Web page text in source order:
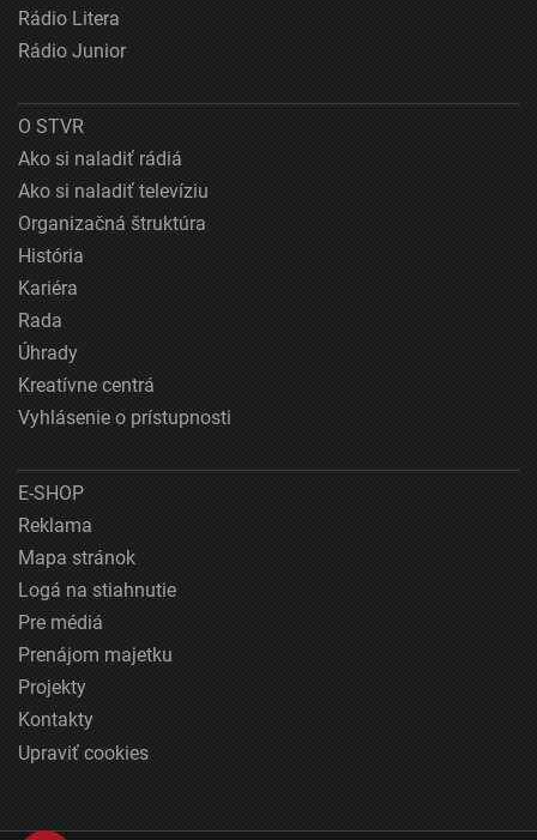
Rádio Litera
Rádio Junior
O STVR
Ako si naladiť rádiá
Ako si naladiť televíziu
Organizačná štruktúra
História
Kariéra
Rada
Úhrady
Kreatívne centrá
Vyhlásenie o prístupnosti
E-SHOP
Reklama
Mapa stránok
Logá na stiahnutie
Pre médiá
Prenájom majetku
Projekty
Kontakty
Upraviť cookies